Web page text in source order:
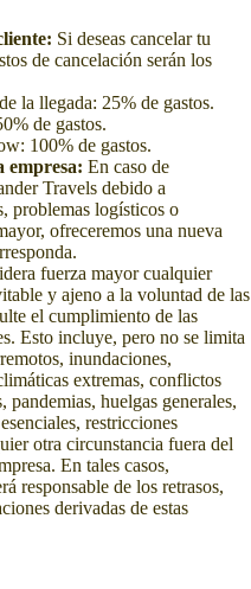
Si deseas cancelar tu
de cancelación serán los
la llegada: 25% de gastos.
de gastos.
100% de gastos.
empresa: En caso de
Travels debido a
problemas logísticos o
ofreceremos una nueva
fuerza mayor cualquier
y ajeno a la voluntad de las
el cumplimiento de las
Esto incluye, pero no se limita
inundaciones,
extremas, conflictos
pandemias, huelgas generales,
restricciones
otra circunstancia fuera del
En tales casos,
responsable de los retrasos,
derivadas de estas